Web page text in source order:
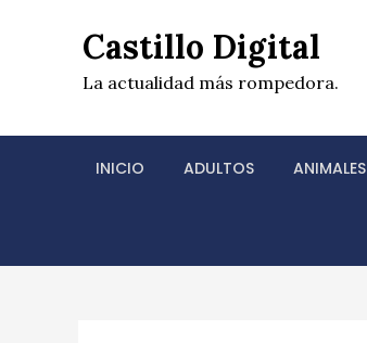
Castillo Digital
La actualidad más rompedora.
INICIO ADULTOS ANIMALES